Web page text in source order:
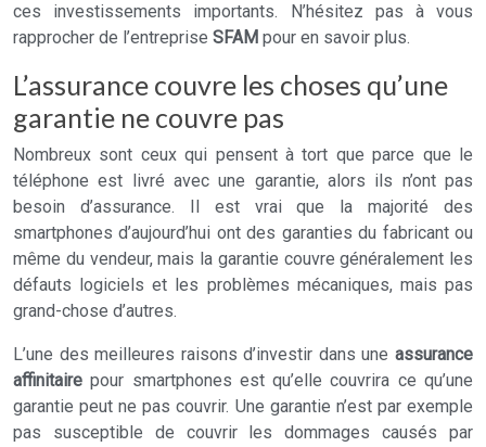
ces investissements importants. N’hésitez pas à vous
rapprocher de l’entreprise SFAM pour en savoir plus.
L’assurance couvre les choses qu’une
garantie ne couvre pas
Nombreux sont ceux qui pensent à tort que parce que le
téléphone est livré avec une garantie, alors ils n’ont pas
besoin d’assurance. Il est vrai que la majorité des
smartphones d’aujourd’hui ont des garanties du fabricant ou
même du vendeur, mais la garantie couvre généralement les
défauts logiciels et les problèmes mécaniques, mais pas
grand-chose d’autres.
L’une des meilleures raisons d’investir dans une assurance
affinitaire pour smartphones est qu’elle couvrira ce qu’une
garantie peut ne pas couvrir. Une garantie n’est par exemple
pas susceptible de couvrir les dommages causés par